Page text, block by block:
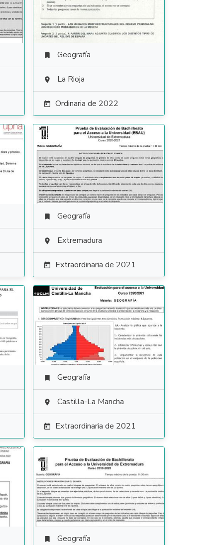
 Geografía
 La Rioja
 Ordinaria de 2022
 Geografía
 Extremadura
 Extraordinaria de 2021
 Geografía
 Castilla-La Mancha
 Extraordinaria de 2021
 Geografía